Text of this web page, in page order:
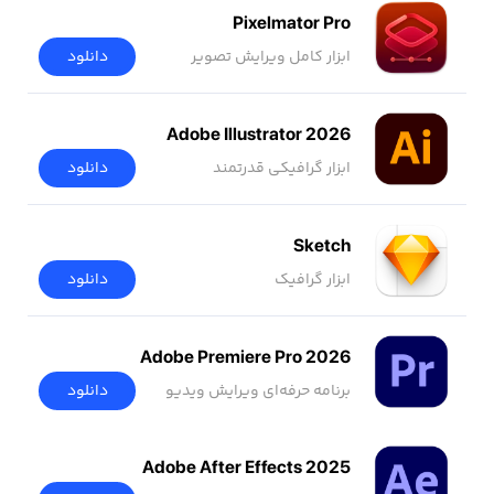
Pixelmator Pro
ابزار کامل ویرایش تصویر دانلود
Adobe Illustrator 2026
ابزار گرافیکی قدرتمند دانلود
Sketch
ابزار گرافیک دانلود
Adobe Premiere Pro 2026
برنامه حرفه‌ای ویرایش ویدیو دانلود
Adobe After Effects 2025